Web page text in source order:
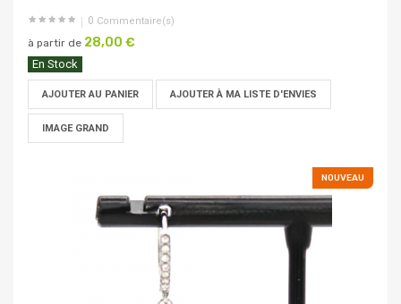
0 Commentaire(s)
à partir de 28,00 €
En Stock
AJOUTER AU PANIER AJOUTER À MA LISTE D'ENVIES
IMAGE GRAND
NOUVEAU